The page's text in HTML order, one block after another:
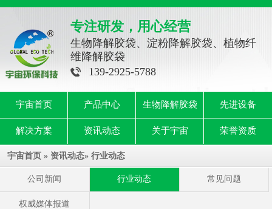
专注研发，用心经营
生物降解胶袋、淀粉降解胶袋、植物纤
维降解胶袋
139-2925-5788
宇宙首页 产品中心 生物降解胶袋 先进设备
解决方案 资讯动态 关于宇宙 荣誉资质
宇宙首页 » 资讯动态» 行业动态
公司新闻 行业动态 常见问题
权威媒体报道